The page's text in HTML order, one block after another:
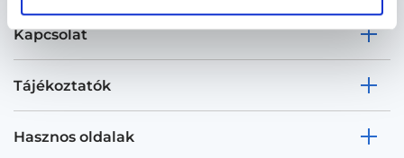
Kapcsolat
Tájékoztatók
Hasznos oldalak